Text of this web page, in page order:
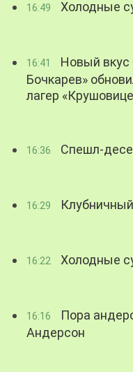
16:49 Холодные
16:41
Новый вкус
Бочкарев»
лагер
16:36 Спешл-
16:29
16:22 Холодные
16:16
Пора
Андерсон